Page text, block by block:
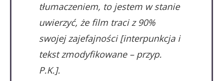
tłumaczeniem, to jestem w stanie
uwierzyć, że film traci z 90%
swojej zajefajności [interpunkcja i
tekst zmodyfikowane – przyp.
P.K.].